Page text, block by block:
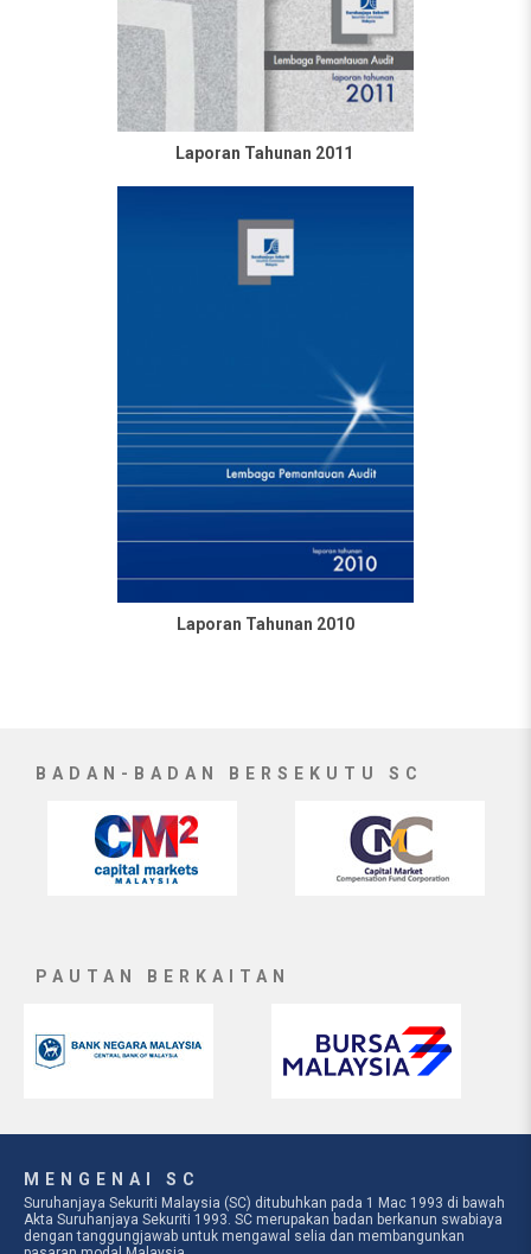
Laporan Tahunan 2011
Laporan Tahunan 2010
BADAN-BADAN BERSEKUTU SC
PAUTAN BERKAITAN
MENGENAI SC
Suruhanjaya Sekuriti Malaysia (SC) ditubuhkan pada 1 Mac 1993 di bawah
Akta Suruhanjaya Sekuriti 1993. SC merupakan badan berkanun swabiaya
dengan tanggungjawab untuk mengawal selia dan membangunkan